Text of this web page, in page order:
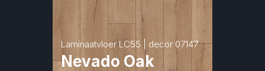
Laminaatvloer LC55 | decor 07147
Nevado Oak